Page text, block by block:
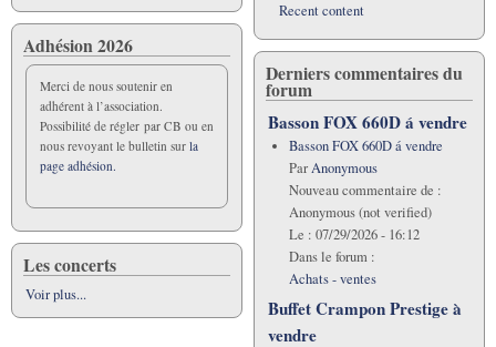
Adhésion 2026
Merci de nous soutenir en
adhérent à l’association.
Possibilité de régler par CB ou en
nous revoyant le bulletin sur la
page adhésion.
Les concerts
Voir plus...
Recent content
Derniers commentaires du
forum
Basson FOX 660D á vendre
Basson FOX 660D á vendre
ParAnonymous
Nouveau commentaire de :
Anonymous (not verified)
Le : 07/29/2026 - 16:12
Dans le forum :
Achats - ventes
Buffet Crampon Prestige à
vendre